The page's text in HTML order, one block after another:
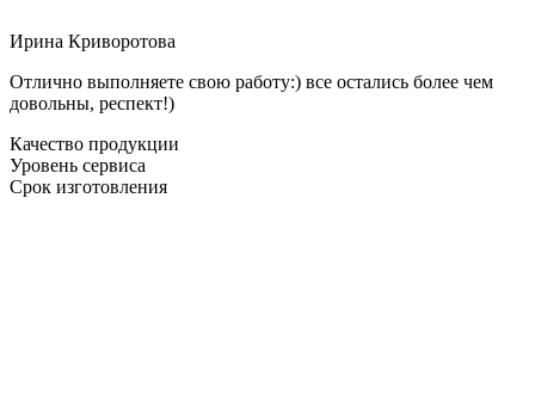
Ирина Криворотова
Отлично выполняете свою работу:) все остались более чем
довольны, респект!)
Качество продукции
Уровень сервиса
Срок изготовления